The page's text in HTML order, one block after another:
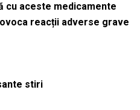
cu aceste medicamente
reacții adverse grave
stiri